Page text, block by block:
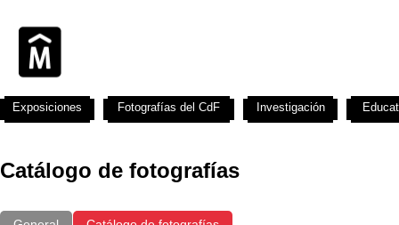
Catálogo de fotografías
Exposiciones Fotografías del CdF Investigación